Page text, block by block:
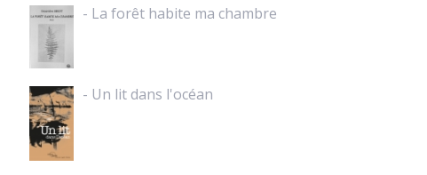
- La forêt habite ma chambre
- Un lit dans l'océan